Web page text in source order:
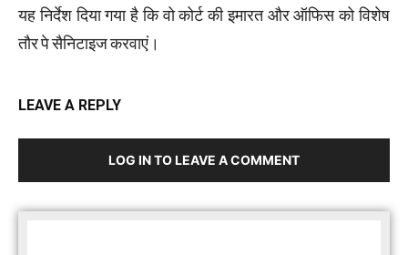
यह निर्देश दिया गया है कि वो कोर्ट की इमारत और ऑफिस को विशेष
तौर पे सैनिटाइज करवाएं।
LEAVE A REPLY
LOG IN TO LEAVE A COMMENT